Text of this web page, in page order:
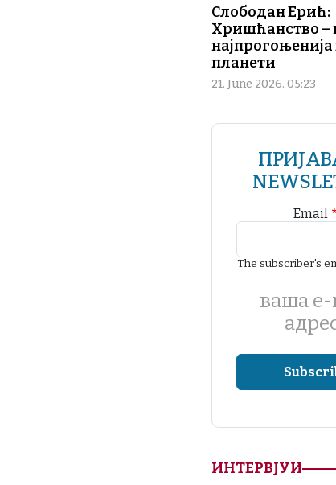
Слободан Ерић:
Хришћанство –
најпрогоњенија
планети
21. June 2026. 05:23
Email
The subscriber's
ваша
ИНТЕРВЈУИ